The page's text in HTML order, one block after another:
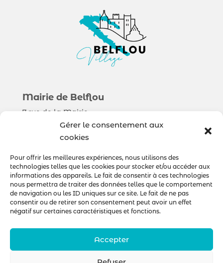
Gérer le consentement aux
cookies
Pour offrir les meilleures expériences, nous utilisons des
technologies telles que les cookies pour stocker et/ou accéder aux
informations des appareils. Le fait de consentir à ces technologies
nous permettra de traiter des données telles que le comportement
de navigation ou les ID uniques sur ce site. Le fait de ne pas
consentir ou de retirer son consentement peut avoir un effet
négatif sur certaines caractéristiques et fonctions.
Accepter
Mairie de Belflou
7 rue de la Mairie
11410 Belflou
Municipalité
Sorties & Découverte
Au quotidien